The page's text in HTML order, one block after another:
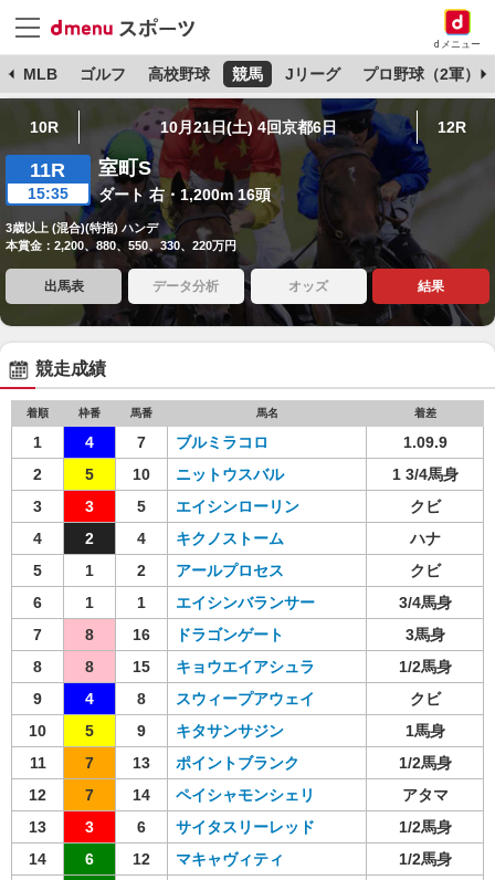
dメニュー
MLB ゴルフ 高校野球 競馬 Jリーグ プロ野球（2軍）
10R 10月21日(土) 4回京都6日 12R
11R
15:35
室町S
ダート 右・1,200m 16頭
3歳以上 (混合)(特指) ハンデ
本賞金：2,200、880、550、330、220万円
出馬表 データ分析 オッズ 結果
競走成績
着順 枠番 馬番 馬名 着差
1 4 7 ブルミラコロ
1.09.9
2
5 10 ニットウスバル
1 3/4馬身
3
3 5 エイシンローリン
クビ
4
2 4 キクノストーム
ハナ
5
1 2 アールプロセス
クビ
6
1 1 エイシンバランサー
3/4馬身
7
8 16 ドラゴンゲート
3馬身
8
8 15 キョウエイアシュラ
1/2馬身
9
4 8 スウィープアウェイ
クビ
10
5 9 キタサンサジン
1馬身
11
7 13 ポイントブランク
1/2馬身
12
7 14 ペイシャモンシェリ
アタマ
13
3 6 サイタスリーレッド
1/2馬身
14
6 12 マキャヴィティ
1/2馬身